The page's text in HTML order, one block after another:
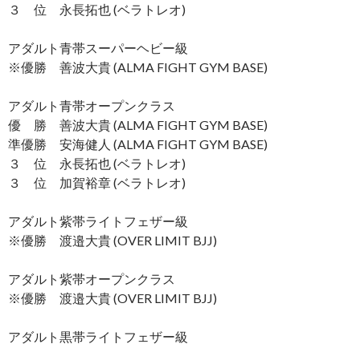
３ 位 永長拓也 (ベラトレオ)
アダルト青帯スーパーヘビー級
※優勝 善波大貴 (ALMA FIGHT GYM BASE)
アダルト青帯オープンクラス
優 勝 善波大貴 (ALMA FIGHT GYM BASE)
準優勝 安海健人 (ALMA FIGHT GYM BASE)
３ 位 永長拓也 (ベラトレオ)
３ 位 加賀裕章 (ベラトレオ)
アダルト紫帯ライトフェザー級
※優勝 渡邉大貴 (OVER LIMIT BJJ)
アダルト紫帯オープンクラス
※優勝 渡邉大貴 (OVER LIMIT BJJ)
アダルト黒帯ライトフェザー級